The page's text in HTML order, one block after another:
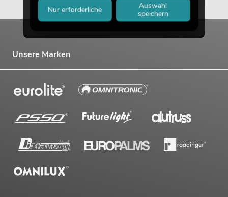
Unsere Marken
Nur erforderliche
Auswahl
speichern